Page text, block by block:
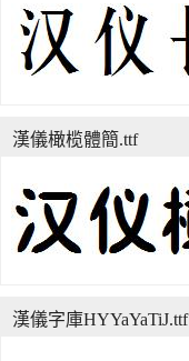
漢儀橄榄體簡.ttf
漢儀字庫HYYaYaTiJ.ttf